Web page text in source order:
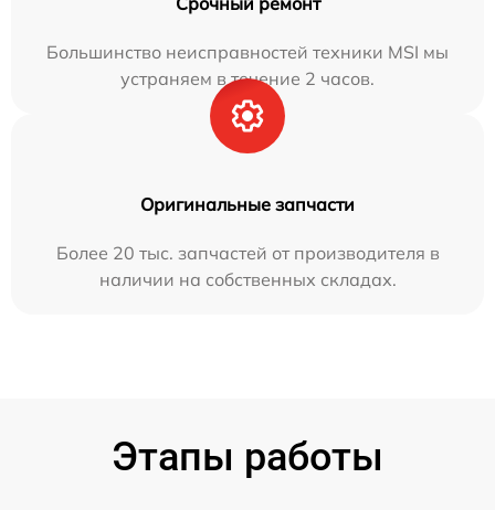
Большинство неисправностей техники MSI мы
устраняем в течение 2 часов.
Оригинальные запчасти
Более 20 тыс. запчастей от производителя в
наличии на собственных складах.
Этапы работы